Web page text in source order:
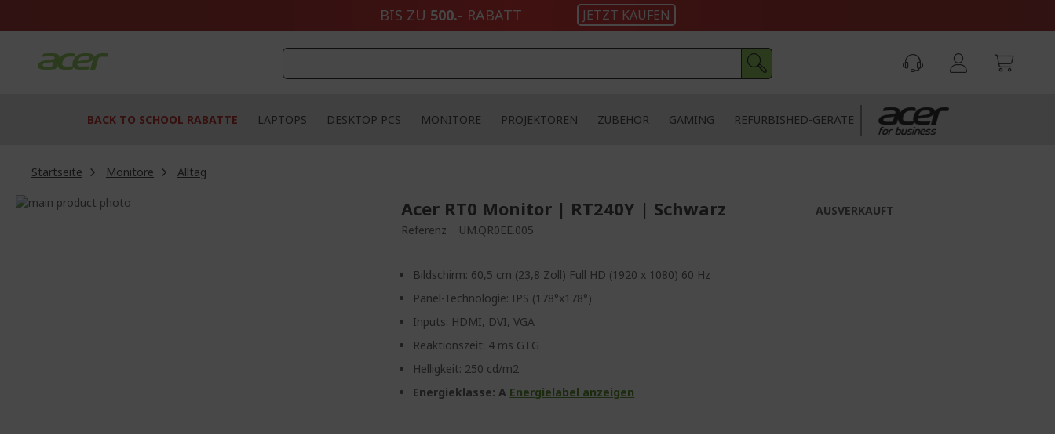
BIS ZU 500.- RABATT JETZT KAUFEN
BACK TO SCHOOL RABATTE LAPTOPS DESKTOP PCS MONITORE PROJEKTOREN ZUBEHÖR GAMING REFURBISHED-GERÄTE
Startseite Monitore
Alltag
Zum
Acer RT0 Monitor | RT240Y | Schwarz
Referenz UM.QR0EE.005
Bildschirm: 60,5 cm (23,8 Zoll) Full HD (1920 x 1080) 60 Hz
Panel-Technologie: IPS (178°x178°)
Inputs: HDMI, DVI, VGA
Reaktionszeit: 4 ms GTG
Helligkeit: 250 cd/m2
Energieklasse: A Energielabel anzeigen
AUSVERKAUFT